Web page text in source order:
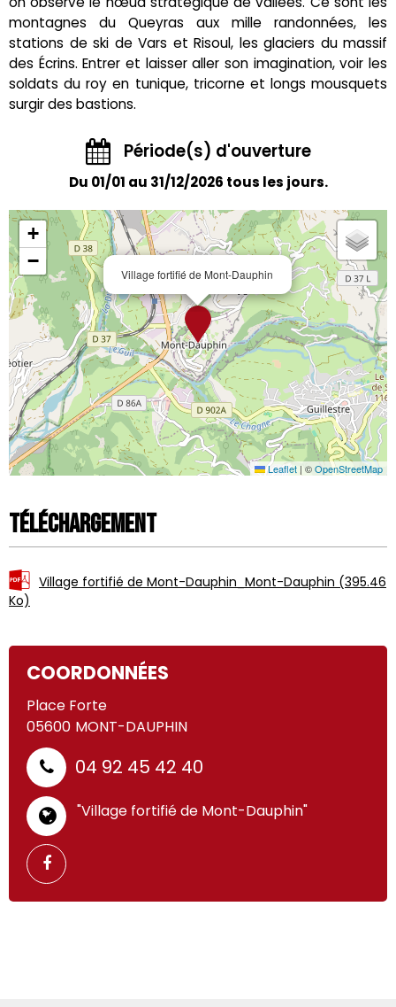
montagnes du Queyras aux mille randonnées, les
stations de ski de Vars et Risoul, les glaciers du massif
des Écrins. Entrer et laisser aller son imagination, voir les
soldats du roy en tunique, tricorne et longs mousquets
surgir des bastions.
Période(s) d'ouverture
Du 01/01 au 31/12/2026 tous les jours.
Village fortifié de Mont-Dauphin
+
−
Leaflet | ©OpenStreetMap
Téléchargement
Village fortifié de Mont-Dauphin_Mont-Dauphin (395.46
Ko)
COORDONNÉES
Place Forte
05600 MONT-DAUPHIN
04 92 45 42 40
"Village fortifié de Mont-Dauphin"